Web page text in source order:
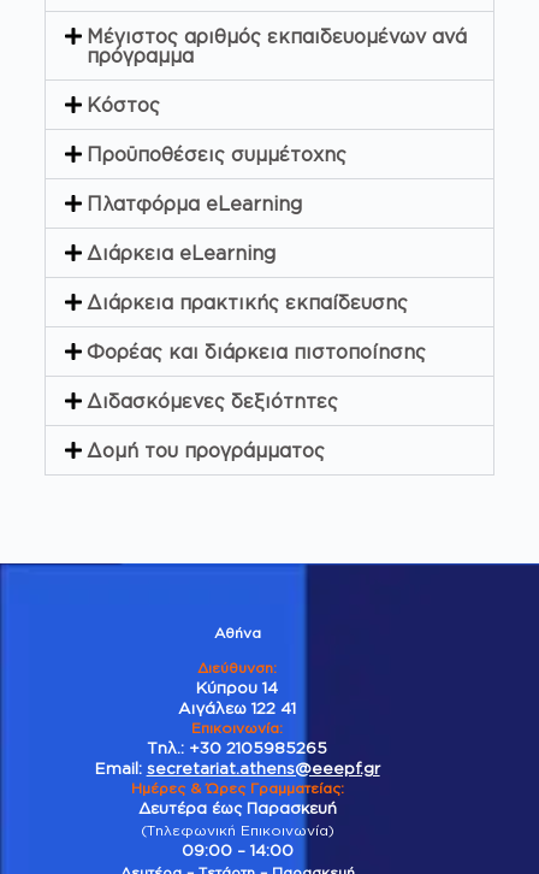
Μέγιστος αριθμός εκπαιδευομένων ανά
πρόγραμμα
Κόστος
Προϋποθέσεις συμμέτοχης
Πλατφόρμα eLearning
Διάρκεια eLearning
Διάρκεια πρακτικής εκπαίδευσης
Φορέας και διάρκεια πιστοποίησης
Διδασκόμενες δεξιότητες
Δομή του προγράμματος
Αθήνα
Διεύθυνση:
Κύπρου 14
Αιγάλεω 122 41
Επικοινωνία:
Τηλ.: +30 2105985265
Email: secretariat.athens@eeepf.gr
Ημέρες & Ώρες Γραμματείας:
Δευτέρα έως Παρασκευή
(Τηλεφωνική Επικοινωνία)
09:00 – 14:00